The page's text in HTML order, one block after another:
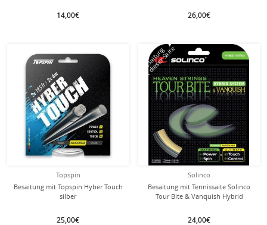
14,00€ 26,00€
Topspin
Besaitung mit Topspin Hyber Touch
silber
25,00€
Solinco
Besaitung mit Tennissaite Solinco
Tour Bite & Vanquish Hybrid
24,00€
Besaitung
mit dieser Saite